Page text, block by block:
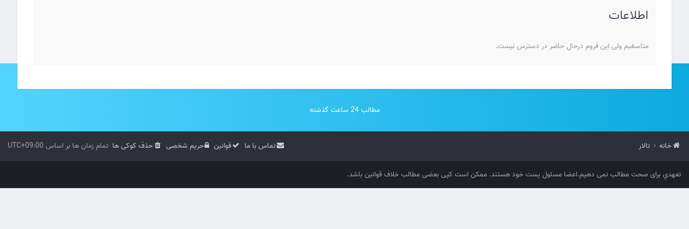
اطلاعات
متاسفیم ولی این فروم درحال حاضر در دسترس نیست.
مطالب 24 ساعت گذشته
خانه تالار تمام زمان ها بر اساس UTC+09:00 حذف کوکی ها حریم شخصی قوانین تماس با ما
تعهدي برای صحت مطالب نمی دهیم.اعضا مسئول پست خود هستند. ممکن است کپی بعضی مطالب خلاف قوانین باشد.